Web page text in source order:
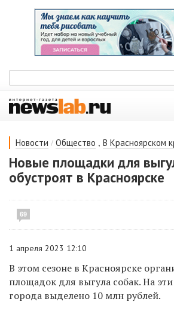
Новости / Общество , В Красноярском
Новые площадки для
обустроят в Красноярске
69
1 апреля 2023 12:10
В этом сезоне в Красноярске
площадок для выгула собак. На
города выделено 10 млн рублей.